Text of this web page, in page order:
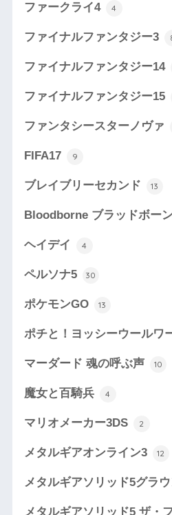
ファークライ4 4
ファイナルファンタジー3
ファイナルファンタジー14
ファイナルファンタジー15
ファンタシースターノヴァ
FIFA17 9
ブレイブリーセカンド 13
Bloodborne ブラッドボー
ヘイデイ 4
ペルソナ5 30
ポケモンGO 13
ポチと！ヨッシーウールワ
マーダード 魂の呼ぶ声 10
魔女と百騎兵 4
マリオメーカー3DS 2
メタルギアオンライン3 12
メタルギアソリッド5グラ
メタルギアソリッド5 ザ・